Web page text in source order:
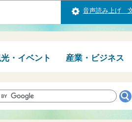
音声読み上げ
・イベント 産業・ビジネス